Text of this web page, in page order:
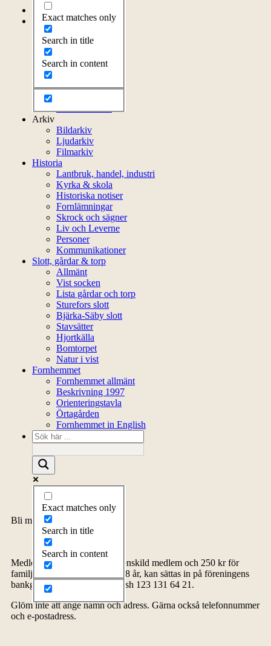
Exact matches only
Search in title
Search in content
Startsida
Om föreningen
Årsprogram
Styrelsen
Litteratur
Arkiv
Bildarkiv
Ljudarkiv
Filmarkiv
Historia
Lantbruk, handel, industri
Kyrka & skola
Historiska notiser
Fornlämningar
Skrock och sägner
Liv och Leverne
Personer
Kommunikationer
Slott, gårdar & torp
Allmänt
Vist socken
Lista gårdar och torp
Sturefors slott
Bjärka-Säby slott
Stavsätter
Hjortkälla
Bomtorpet
Natur i vist
Fornhemmet
Fornhemmet allmänt
Beskrivning 1997
Orienteringstavla
Örtagården
Fornhemmet in English
Exact matches only
Search in title
Search in content
Bli medlem
Medlemsavgiften, 150 kr för enskild medlem och 250 kr för
familj inklusive barn upp till 18 år, kan sättas in på föreningens
bankgiro 5278-4576 eller Swish 123 131 64 21.
Glöm inte att ange namn och adress. Gärna också telefonnummer
och e-postadress.